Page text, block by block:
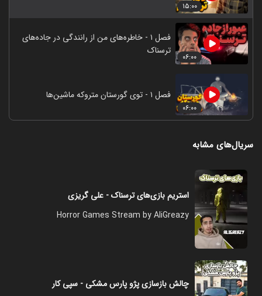
۱۵:۰۰
۰۶:۰۰
فصل ۱ - خاطره‌های من از رانندگی در جاده‌های
ترسناک
۰۶:۰۰
فصل ۱ - توی گورستان متروکه ماشین‌ها
سریال‌های مشابه
استریم بازی‌های ترسناک - علی گریزی
Horror Games Stream by AliGreazy
چالش بازسازی پژو پارس مشکی - سپی کار